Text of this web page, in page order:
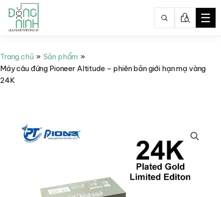
tới
nội
dung
☰
Trang chủ
Sản phẩm
Máy câu đứng Pioneer Altitude – phiên bản giới hạn mạ vàng
24K